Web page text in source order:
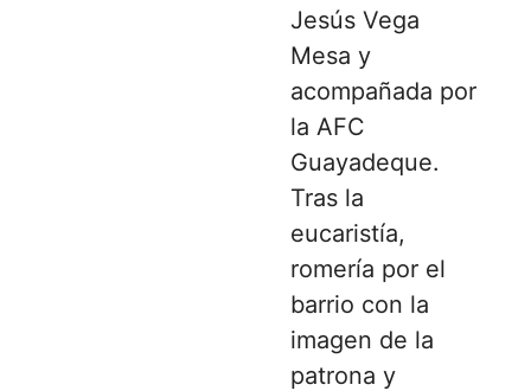
Jesús Vega
Mesa y
acompañada por
la AFC
Guayadeque.
Tras la
eucaristía,
romería por el
barrio con la
imagen de la
patrona y